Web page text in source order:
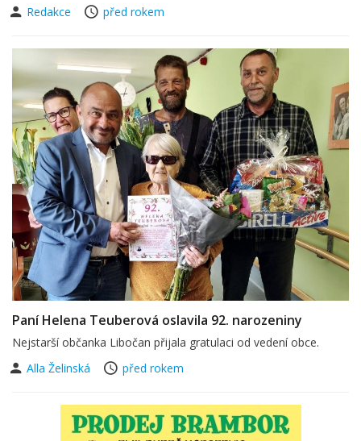
Redakce
před rokem
Paní Helena Teuberová oslavila 92. narozeniny
Nejstarší občanka Libočan přijala gratulaci od vedení obce.
Alla Želinská
před rokem